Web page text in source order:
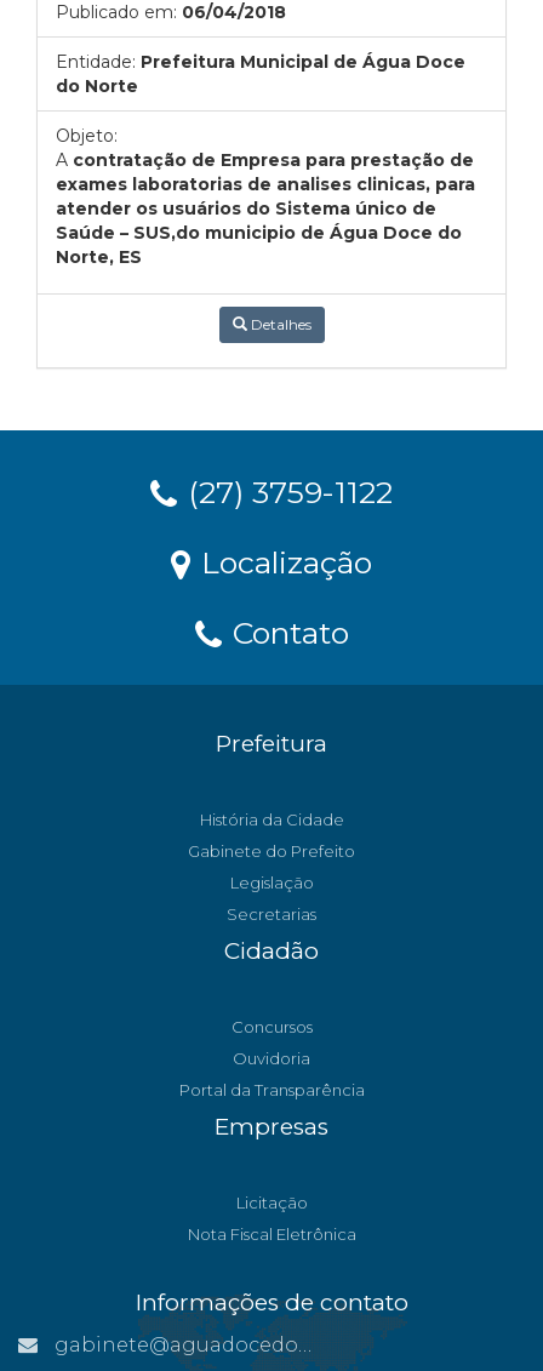
Publicado em: 06/04/2018
Entidade: Prefeitura Municipal de Água Doce
do Norte
Objeto:
A contratação de Empresa para prestação de
exames laboratorias de analises clinicas, para
atender os usuários do Sistema único de
Saúde – SUS,do municipio de Água Doce do
Norte, ES
Detalhes
(27) 3759-1122
Localização
Contato
Prefeitura
História da Cidade
Gabinete do Prefeito
Legislação
Secretarias
Cidadão
Concursos
Ouvidoria
Portal da Transparência
Empresas
Licitação
Nota Fiscal Eletrônica
Informações de contato
gabinete@aguadocedonorte.es.gov.br